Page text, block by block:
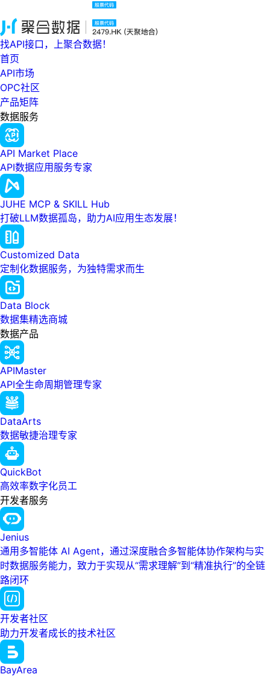
找API接口，上聚合数据！
首页
API市场
OPC社区
产品矩阵
数据服务
API Market Place
API数据应用服务专家
JUHE MCP & SKILL Hub
打破LLM数据孤岛，助力AI应用生态发展！
Customized Data
定制化数据服务，为独特需求而生
Data Block
数据集精选商城
数据产品
APIMaster
API全生命周期管理专家
DataArts
数据敏捷治理专家
QuickBot
高效率数字化员工
开发者服务
Jenius
通用多智能体 AI Agent，通过深度融合多智能体协作架构与实
时数据服务能力，致力于实现从“需求理解”到“精准执行”的全链
路闭环
开发者社区
助力开发者成长的技术社区
BayArea